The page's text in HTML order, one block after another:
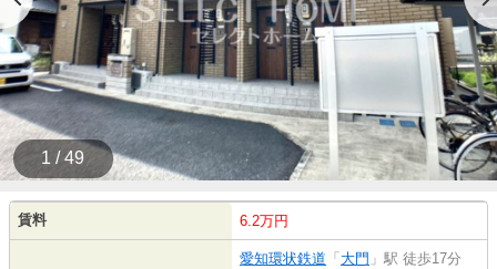
1 / 49
賃料 6.2万円
愛知環状鉄道 「 大門 」駅 徒歩17分